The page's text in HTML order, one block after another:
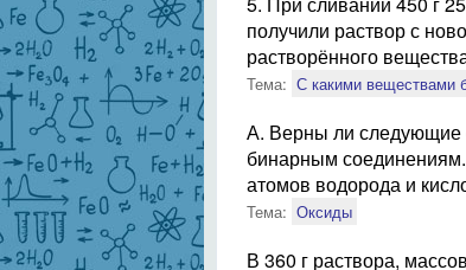
получили раствор с
растворённого
Тема: С какими веществами
А. Верны ли следующие
бинарным соединениям.
атомов водорода и
Тема: Оксиды
В 360 г раствора,